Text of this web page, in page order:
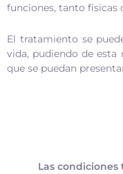
funciones, tanto fisicas
El tratamiento se
vida, pudiendo de esta
que se puedan
Las